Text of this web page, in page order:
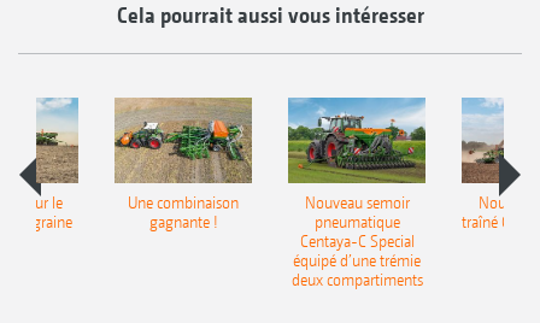
Cela pourrait aussi vous intéresser
pour le
Une combinaison
gagnante !
Nouveau semoir
pneumatique
Centaya-C Special
équipé d’une trémie
deux compartiments
traîné